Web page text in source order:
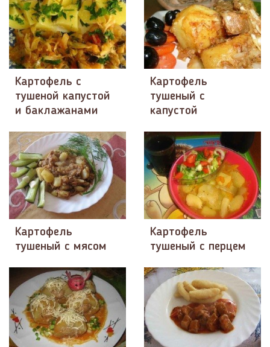
Картофель с
тушеной капустой
и баклажанами
Картофель
тушеный с
капустой
Картофель
тушеный с мясом
Картофель
тушеный с перцем